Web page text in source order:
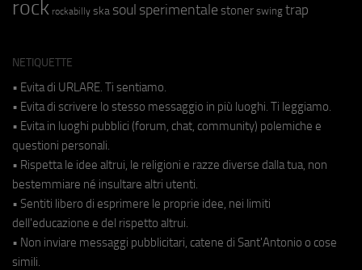
rock rockabilly ska soul sperimentale stoner swing trap
NETIQUETTE
• Evita di URLARE. Ti sentiamo.
• Evita di scrivere lo stesso messaggio in più luoghi. Ti leggiamo.
• Evita in luoghi pubblici (forum, chat, community) polemiche e
questioni personali.
• Rispetta le idee altrui, le religioni e razze diverse dalla tua, non
bestemmiare né insultare altri utenti.
• Sentiti libero di esprimere le proprie idee, nei limiti
dell'educazione e del rispetto altrui.
• Non inviare messaggi pubblicitari, catene di Sant'Antonio o cose
simili.